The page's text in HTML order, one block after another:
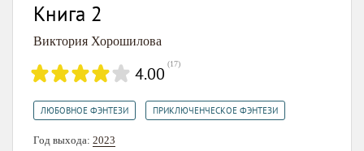
Книга 2
Виктория Хорошилова
4.00 (17)
ЛЮБОВНОЕ ФЭНТЕЗИ ПРИКЛЮЧЕНЧЕСКОЕ ФЭНТЕЗИ
Год выхода: 2023